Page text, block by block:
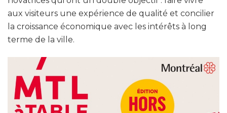
aux visiteurs une expérience de qualité et concilier
la croissance économique avec les intérêts à long
terme de la ville.